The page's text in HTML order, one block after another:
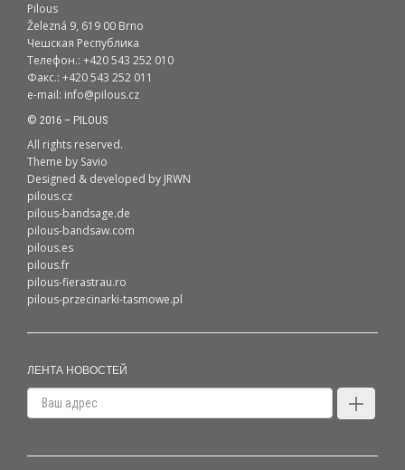
Pilous
Železná 9, 619 00 Brno
Чешская Республика
Телефон.: +420 543 252 010
Факс.: +420 543 252 011
e-mail: info@pilous.cz
© 2016 – PILOUS
All rights reserved.
Theme by Savio
Designed & developed by JRWN
pilous.cz
pilous-bandsage.de
pilous-bandsaw.com
pilous.es
pilous.fr
pilous-fierastrau.ro
pilous-przecinarki-tasmowe.pl
ЛЕНТА НОВОСТЕЙ